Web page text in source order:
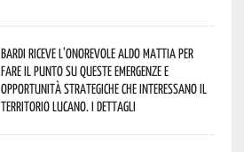
Bardi riceve l’onorevole Aldo Mattia per
fare il punto su queste emergenze e
opportunità strategiche che interessano il
territorio lucano. I dettagli